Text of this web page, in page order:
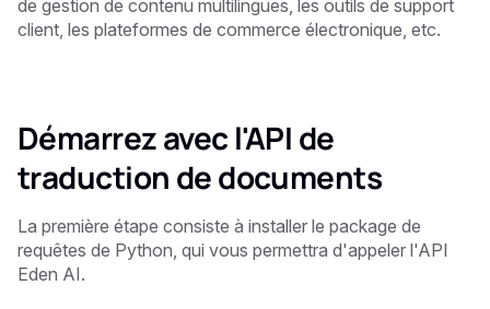
de gestion de contenu multilingues, les outils de support
client, les plateformes de commerce électronique, etc.
Démarrez avec l'API de
traduction de documents
La première étape consiste à installer le package de
requêtes de Python, qui vous permettra d'appeler l'API
Eden AI.